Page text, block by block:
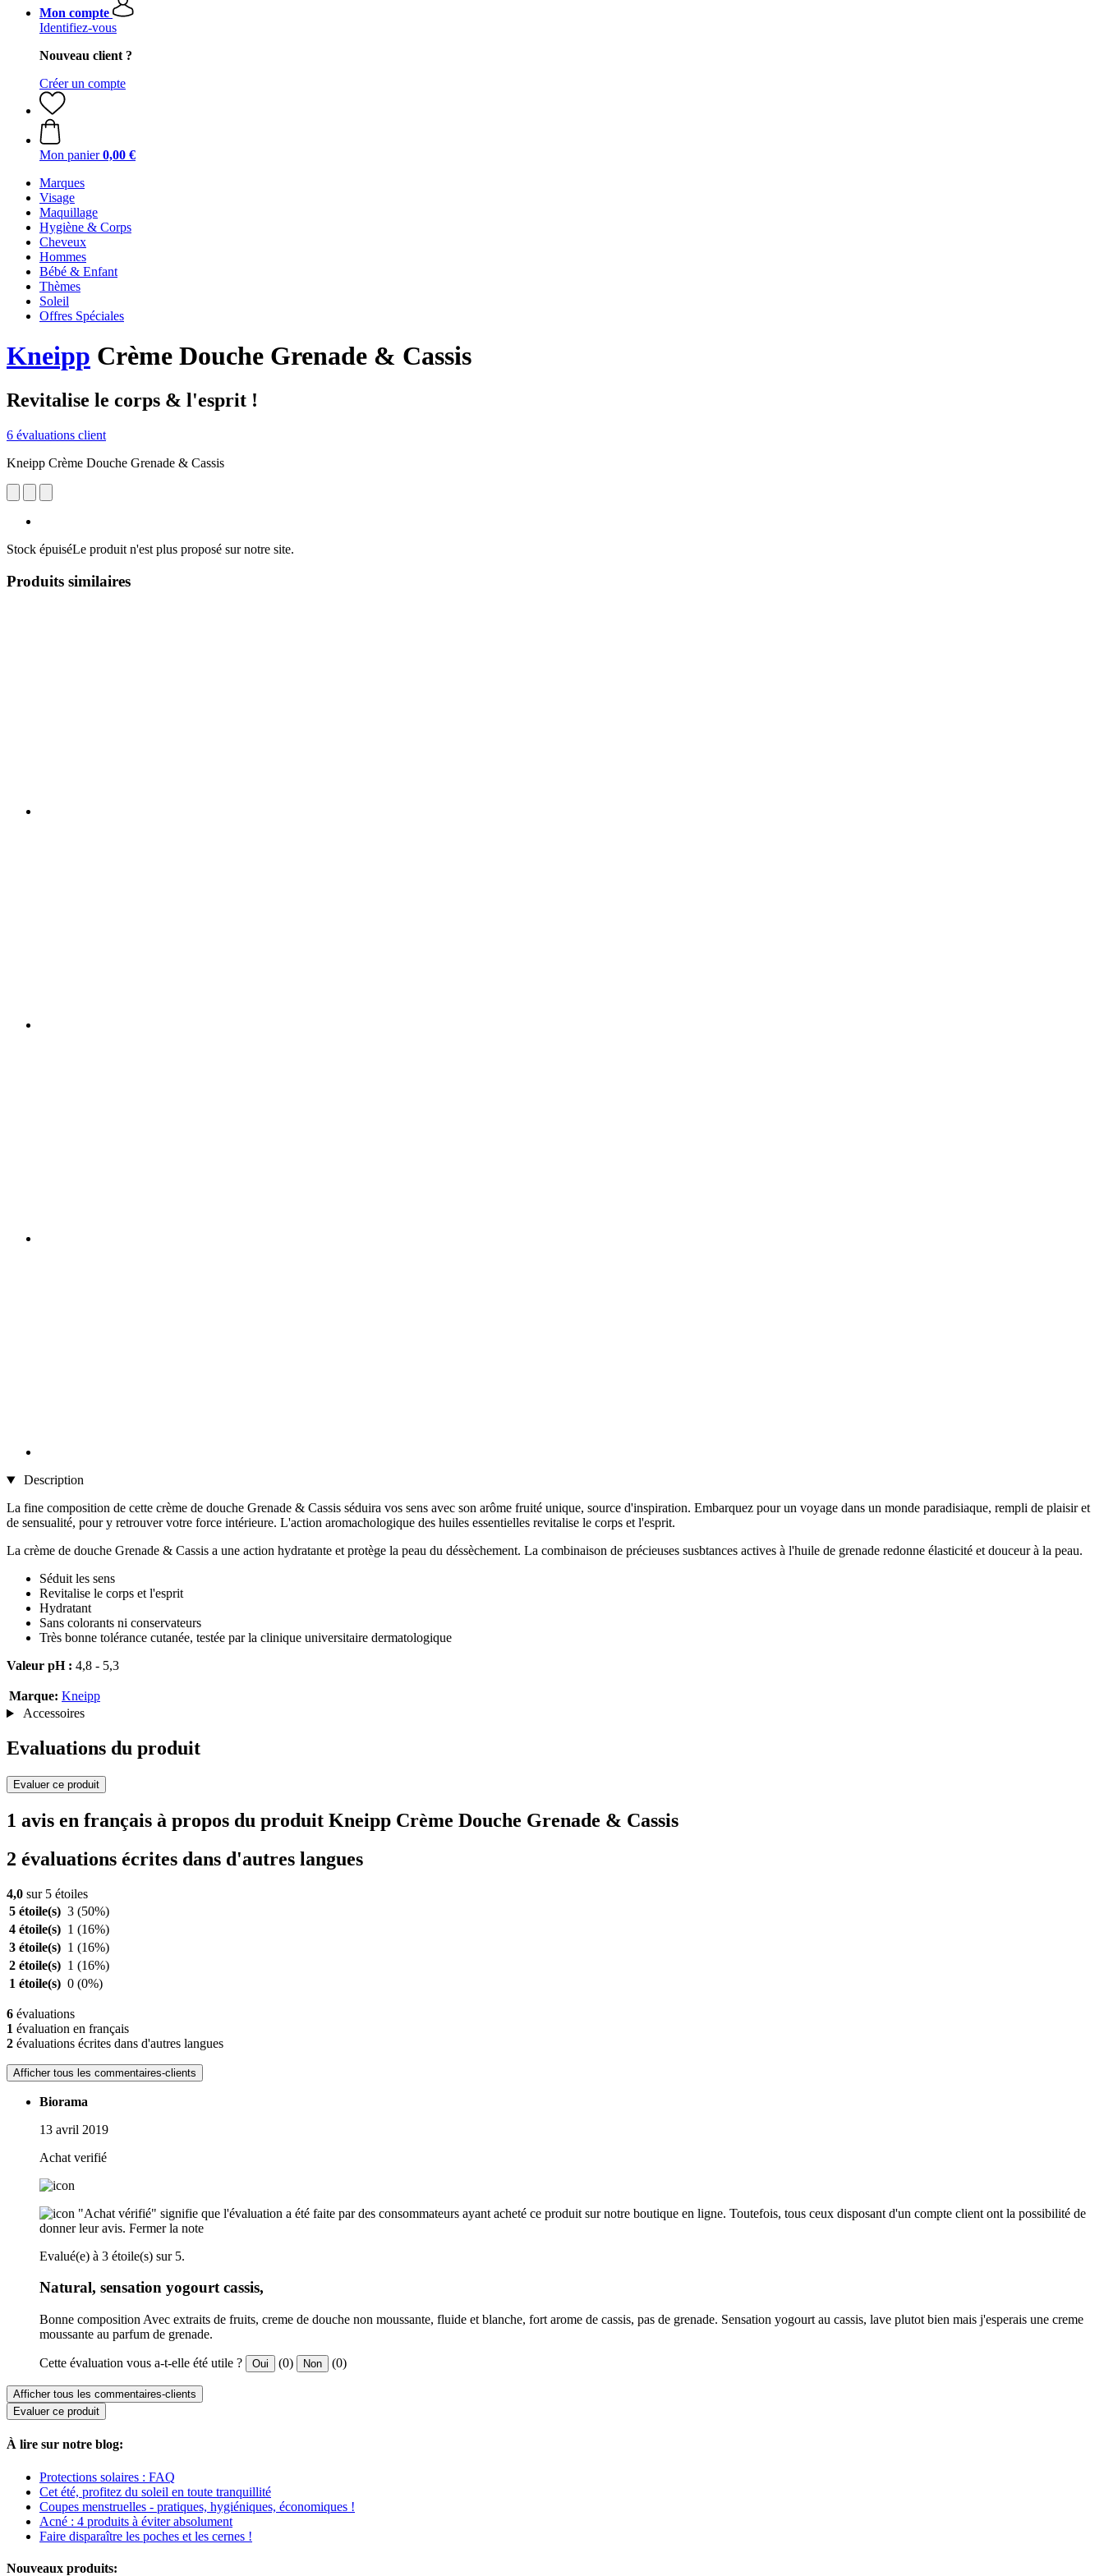
Mon compte
Identifiez-vous
Nouveau client ?
Créer un compte
Mon panier 0,00 €
Marques
Visage
Maquillage
Hygiène & Corps
Cheveux
Hommes
Bébé & Enfant
Thèmes
Soleil
Offres Spéciales
Kneipp Crème Douche Grenade & Cassis
Revitalise le corps & l'esprit !
6 évaluations client
Kneipp Crème Douche Grenade & Cassis
Stock épuiséLe produit n'est plus proposé sur notre site.
Produits similaires
Description
La fine composition de cette crème de douche Grenade & Cassis séduira vos sens avec son arôme fruité unique, source d'inspiration. Embarquez pour un voyage dans un monde paradisiaque, rempli de plaisir et
de sensualité, pour y retrouver votre force intérieure. L'action aromachologique des huiles essentielles revitalise le corps et l'esprit.
La crème de douche Grenade & Cassis a une action hydratante et protège la peau du déssèchement. La combinaison de précieuses susbtances actives à l'huile de grenade redonne élasticité et douceur à la peau.
Séduit les sens
Revitalise le corps et l'esprit
Hydratant
Sans colorants ni conservateurs
Très bonne tolérance cutanée, testée par la clinique universitaire dermatologique
Valeur pH : 4,8 - 5,3
Marque: Kneipp
Accessoires
Evaluations du produit
Evaluer ce produit
1 avis en français à propos du produit Kneipp Crème Douche Grenade & Cassis
2 évaluations écrites dans d'autres langues
4,0 sur 5 étoiles
5 étoile(s) 3 (50%)
4 étoile(s) 1 (16%)
3 étoile(s) 1 (16%)
2 étoile(s) 1 (16%)
1 étoile(s) 0 (0%)
6 évaluations
1 évaluation en français
2 évaluations écrites dans d'autres langues
Afficher tous les commentaires-clients
Biorama
13 avril 2019
Achat verifié
"Achat vérifié" signifie que l'évaluation a été faite par des consommateurs ayant acheté ce produit sur notre boutique en ligne. Toutefois, tous ceux disposant d'un compte client ont la possibilité de
donner leur avis. Fermer la note
Evalué(e) à 3 étoile(s) sur 5.
Natural, sensation yogourt cassis,
Bonne composition Avec extraits de fruits, creme de douche non moussante, fluide et blanche, fort arome de cassis, pas de grenade. Sensation yogourt au cassis, lave plutot bien mais j'esperais une creme
moussante au parfum de grenade.
Cette évaluation vous a-t-elle été utile ? Oui (0) Non (0)
Afficher tous les commentaires-clients
Evaluer ce produit
À lire sur notre blog:
Protections solaires : FAQ
Cet été, profitez du soleil en toute tranquillité
Coupes menstruelles - pratiques, hygiéniques, économiques !
Acné : 4 produits à éviter absolument
Faire disparaître les poches et les cernes !
Nouveaux produits: